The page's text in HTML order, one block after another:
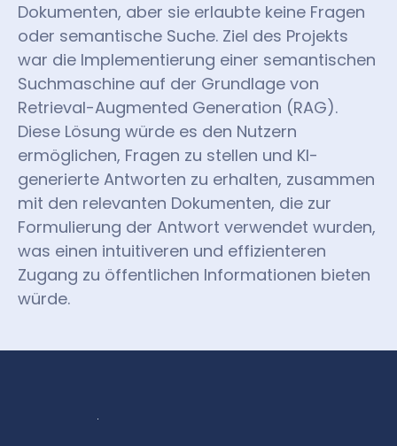
Dokumenten, aber sie erlaubte keine Fragen
oder semantische Suche. Ziel des Projekts
war die Implementierung einer semantischen
Suchmaschine auf der Grundlage von
Retrieval-Augmented Generation (RAG).
Diese Lösung würde es den Nutzern
ermöglichen, Fragen zu stellen und KI-
generierte Antworten zu erhalten, zusammen
mit den relevanten Dokumenten, die zur
Formulierung der Antwort verwendet wurden,
was einen intuitiveren und effizienteren
Zugang zu öffentlichen Informationen bieten
würde.